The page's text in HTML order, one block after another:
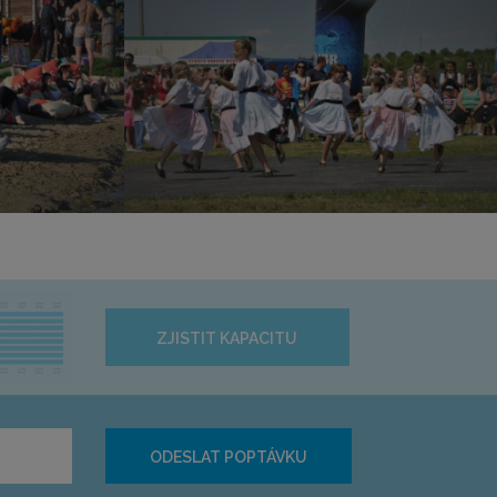
ZJISTIT KAPACITU